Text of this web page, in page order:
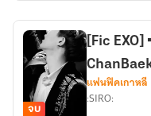
จบ
[Fic
แฟนฟิคเกาหลี
:SIRO: